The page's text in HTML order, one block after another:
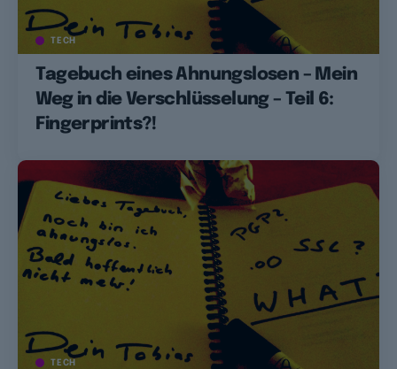
TECH
Tagebuch eines Ahnungslosen – Mein
Weg in die Verschlüsselung – Teil 6:
Fingerprints?!
TECH